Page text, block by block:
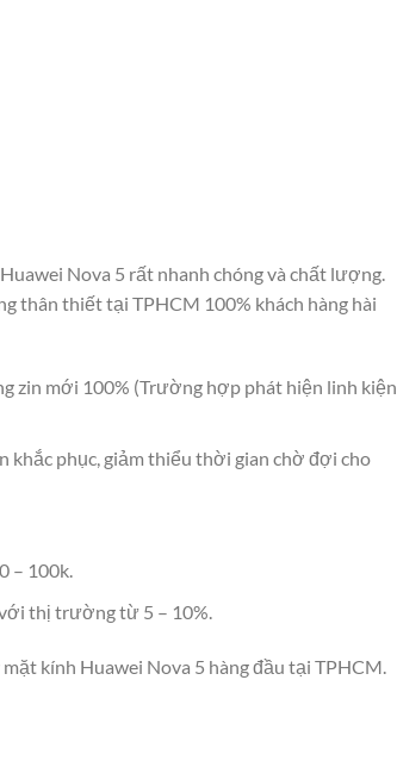
Nova 5 rất nhanh chóng và chất lượng.
thân thiết tại TPHCM 100% khách hàng hài
zin mới 100% (Trường hợp phát hiện linh kiện
khắc phục, giảm thiểu thời gian chờ đợi cho
– 100k.
thị trường từ 5 – 10%.
kính Huawei Nova 5 hàng đầu tại TPHCM.